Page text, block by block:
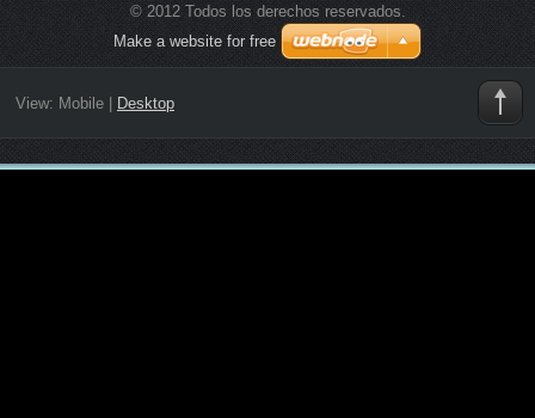
© 2012 Todos los derechos reservados.
Make a website for free
View: Mobile| Desktop